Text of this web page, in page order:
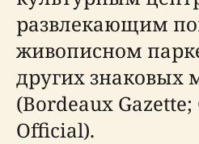
развлекающим
живописном
других знаковых
(Bordeaux
Official).